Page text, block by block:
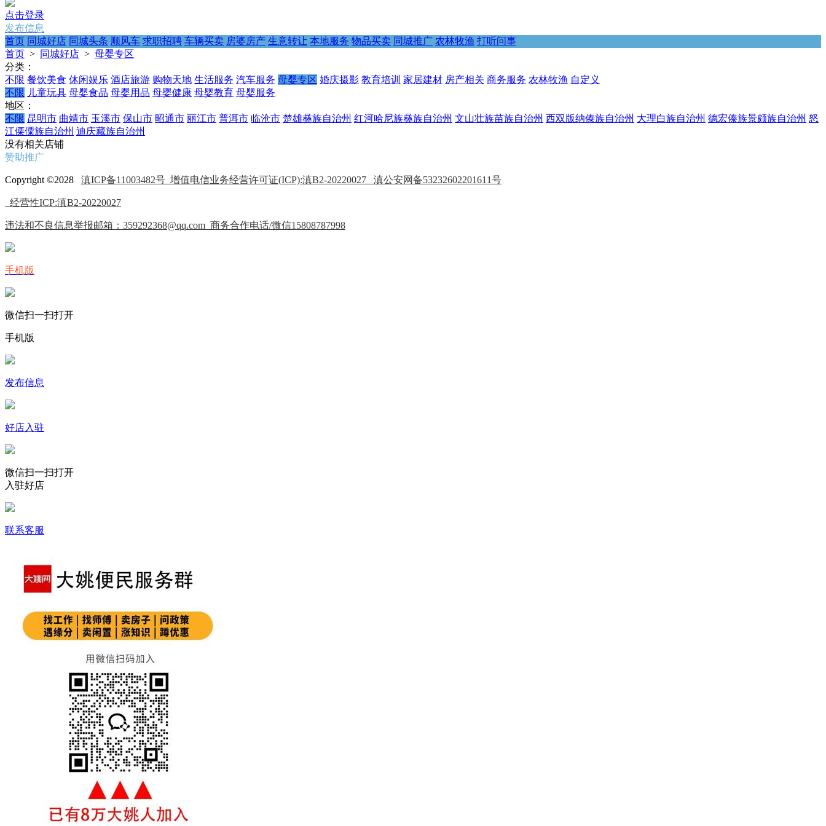
点击登录
发布信息
首页 同城好店 同城头条 顺风车 求职招聘 车辆买卖 房婆房产 生意转让 本地服务 物品买卖 同城推广 农林牧渔 打听问事
首页 > 同城好店 > 母婴专区
分类：
不限 餐饮美食 休闲娱乐 酒店旅游 购物天地 生活服务 汽车服务 母婴专区 婚庆摄影 教育培训 家居建材 房产相关 商务服务 农林牧渔 自定义
不限 儿童玩具 母婴食品 母婴用品 母婴健康 母婴教育 母婴服务
地区：
不限 昆明市 曲靖市 玉溪市 保山市 昭通市 丽江市 普洱市 临沧市 楚雄彝族自治州 红河哈尼族彝族自治州 文山壮族苗族自治州 西双版纳傣族自治州 大理白族自治州 德宏傣族景颇族自治州 怒
江傈僳族自治州 迪庆藏族自治州
没有相关店铺
赞助推广
Copyright ©2028 滇ICP备11003482号 增值电信业务经营许可证(ICP):滇B2-20220027 滇公安网备53232602201611号
经营性ICP:滇B2-20220027
违法和不良信息举报邮箱：359292368@qq.com 商务合作电话/微信15808787998
手机版
微信扫一扫打开
手机版
发布信息
好店入驻
微信扫一扫打开
入驻好店
联系客服